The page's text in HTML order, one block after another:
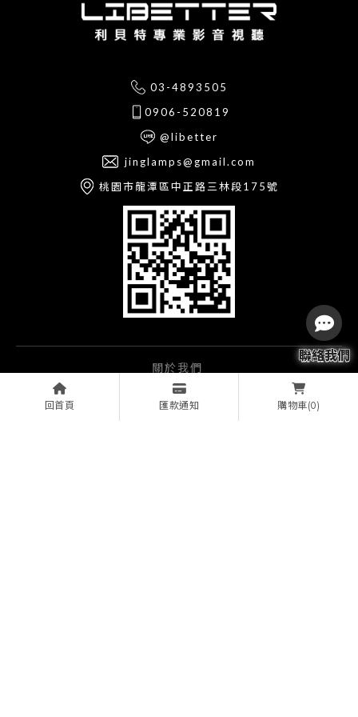
回首頁 匯款通知 購物車(0)
03-4893505
0906-520819
@libetter
jinglamps@gmail.com
桃園市龍潭區中正路三林段175號
關於我們
服務項目